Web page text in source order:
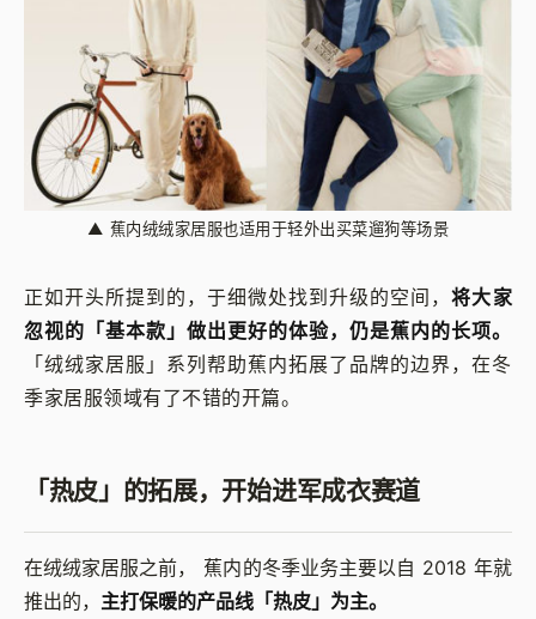
▲ 蕉内绒绒家居服也适用于轻外出买菜遛狗等场景
正如开头所提到的，于细微处找到升级的空间，将大家
忽视的「基本款」做出更好的体验，仍是蕉内的长项。
「绒绒家居服」系列帮助蕉内拓展了品牌的边界，在冬
季家居服领域有了不错的开篇。
「热皮」的拓展，开始进军成衣赛道
在绒绒家居服之前， 蕉内的冬季业务主要以自 2018 年就
推出的， 主打保暖的产品线「热皮」为主。